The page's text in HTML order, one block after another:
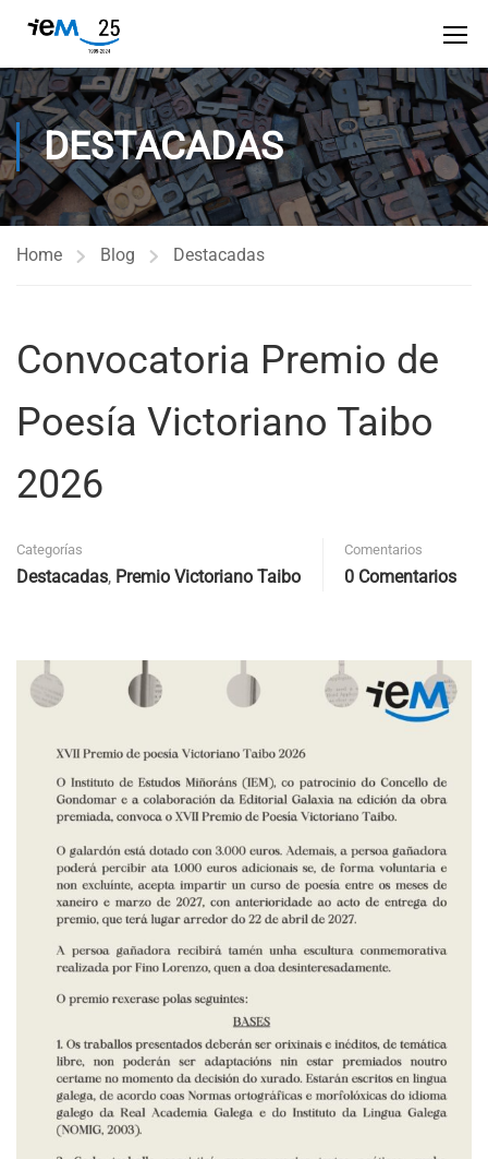
DESTACADAS
Home Blog Destacadas
Convocatoria Premio de
Poesía Victoriano Taibo
2026
Categorías
Destacadas, Premio Victoriano Taibo
Comentarios
0 Comentarios